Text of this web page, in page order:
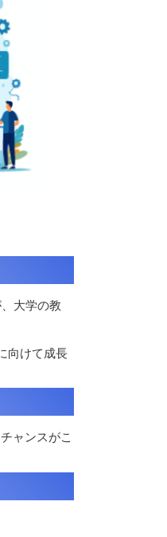
大学の教
向けて成長
ャンスがこ